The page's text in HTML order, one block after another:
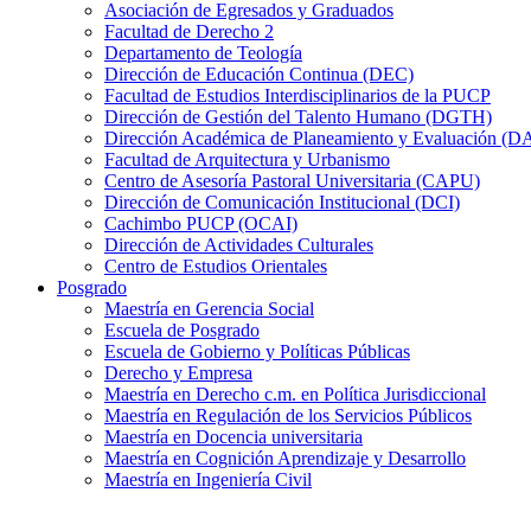
Asociación de Egresados y Graduados
Facultad de Derecho 2
Departamento de Teología
Dirección de Educación Continua (DEC)
Facultad de Estudios Interdisciplinarios de la PUCP
Dirección de Gestión del Talento Humano (DGTH)
Dirección Académica de Planeamiento y Evaluación
Facultad de Arquitectura y Urbanismo
Centro de Asesoría Pastoral Universitaria (CAPU)
Dirección de Comunicación Institucional (DCI)
Cachimbo PUCP (OCAI)
Dirección de Actividades Culturales
Centro de Estudios Orientales
Posgrado
Maestría en Gerencia Social
Escuela de Posgrado
Escuela de Gobierno y Políticas Públicas
Derecho y Empresa
Maestría en Derecho c.m. en Política Jurisdiccional
Maestría en Regulación de los Servicios Públicos
Maestría en Docencia universitaria
Maestría en Cognición Aprendizaje y Desarrollo
Maestría en Ingeniería Civil